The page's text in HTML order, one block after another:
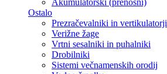
Akumulatorski (prenosni)
Ostalo
Prezračevalniki in vertikulatorji
Verižne žage
Vrtni sesalniki in puhalniki
Drobilniki
Sistemi večnamenskih orodij